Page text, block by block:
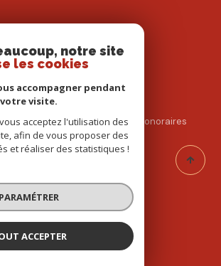
Mentions légales Admin Nos honoraires
Politique RGPD Cookies
2026 | Tous droits réservés
par
notre site
les cookies
accompagner pendant
votre visite.
acceptez l'utilisation des
afin de vous proposer des
et réaliser des statistiques !
PARAMÉTRER
ACCEPTER